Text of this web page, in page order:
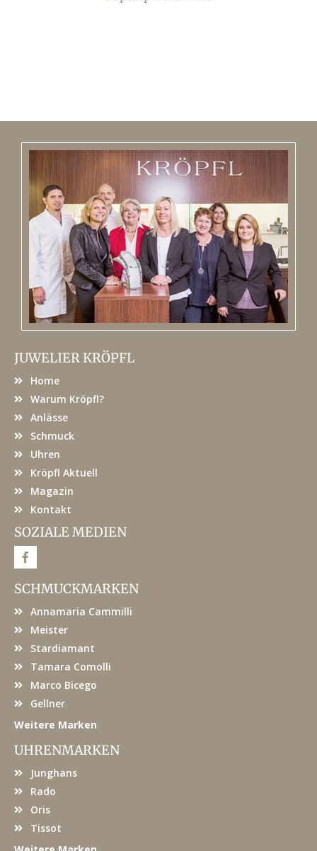
JUWELIER KRÖPFL
Home
Warum Kröpfl?
Anlässe
Schmuck
Uhren
Kröpfl Aktuell
Magazin
Kontakt
SOZIALE MEDIEN
F
a
e
b
o
SCHMUCKMARKEN
Annamaria Cammilli
Meister
Stardiamant
Tamara Comolli
Marco Bicego
Gellner
Weitere Marken
UHRENMARKEN
Junghans
Rado
Oris
Tissot